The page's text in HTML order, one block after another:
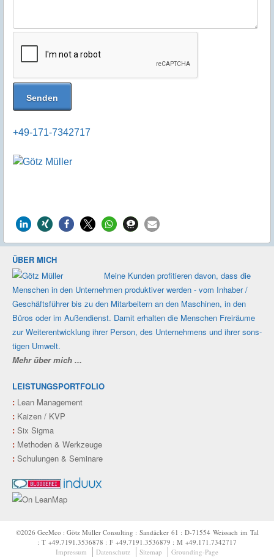
+49-171-7342717
ÜBER MICH
Meine Kunden profi­tieren davon, dass die
Men­schen in den Unter­nehmen produk­tiver werden - vom Inhaber /
Geschäfts­führer bis zu den Mit­ar­beitern an den Maschi­nen, in den
Büros oder im Außen­dienst. Damit erhalten die Men­schen Frei­räume
zur Weiter­ent­wicklung ihrer Person, des Unter­nehmens und ihrer sons­
tigen Umwelt.
Mehr über mich ...
LEISTUNGSPORTFOLIO
: Lean Management
: Kaizen / KVP
: Six Sigma
: Methoden & Werkzeuge
: Schulungen & Seminare
©2026 GeeMco : Götz Müller Consulting : Sandäcker 61 : D‑71554 Weissach im Tal
: T +49.7191.3536878 : F +49.7191.3536879 : M +49.171.7342717
Impressum
Datenschutz Sitemap Grounding-Page